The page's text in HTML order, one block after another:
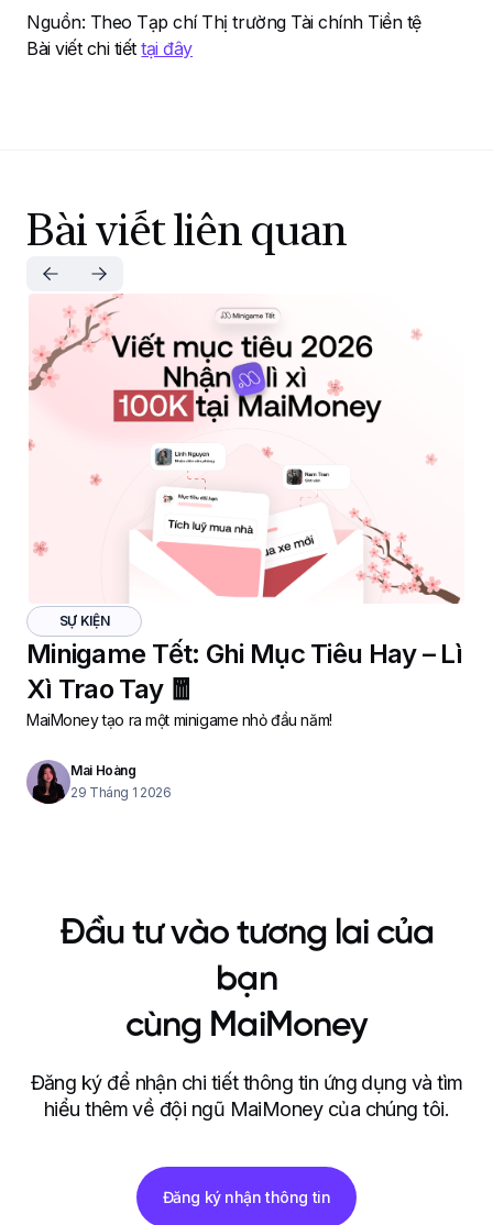
Nguồn: Theo Tạp chí Thị trường Tài chính Tiền tệ
Bài viết chi tiếttại đây
Bài viết liên quan
SỰ KIỆN
Minigame Tết: Ghi Mục Tiêu Hay – Lì
Xì Trao Tay 🧧
MaiMoney tạo ra một minigame nhỏ đầu năm!
Mai Hoàng
29 Tháng 1 2026
Đầu tư vào tương lai của
bạn
cùng MaiMoney
Đăng ký để nhận chi tiết thông tin ứng dụng và tìm
hiểu thêm về đội ngũ MaiMoney của chúng tôi.
Đăng ký nhận thông tin